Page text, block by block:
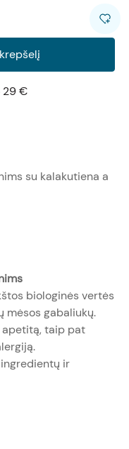
29 €
su kalakutiena a
biologinės vertės
mėsos gabaliukų.
apetitą, taip pat
ir